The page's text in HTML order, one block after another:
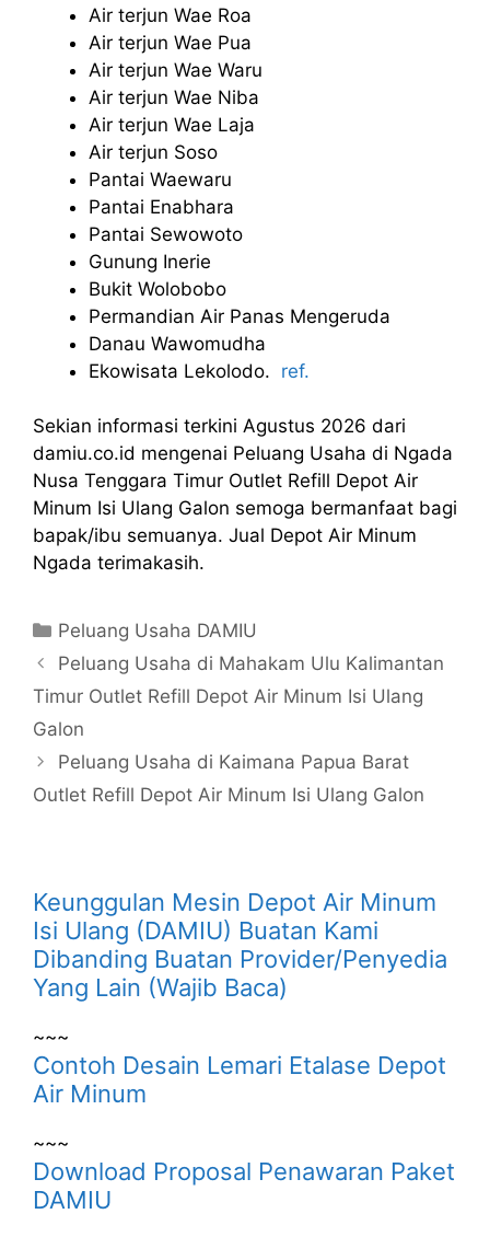
Air terjun Wae Roa
Air terjun Wae Pua
Air terjun Wae Waru
Air terjun Wae Niba
Air terjun Wae Laja
Air terjun Soso
Pantai Waewaru
Pantai Enabhara
Pantai Sewowoto
Gunung Inerie
Bukit Wolobobo
Permandian Air Panas Mengeruda
Danau Wawomudha
Ekowisata Lekolodo. ref.
Sekian informasi terkini Agustus 2026 dari
damiu.co.id mengenai Peluang Usaha di Ngada
Nusa Tenggara Timur Outlet Refill Depot Air
Minum Isi Ulang Galon semoga bermanfaat bagi
bapak/ibu semuanya. Jual Depot Air Minum
Ngada terimakasih.
Kategori
Peluang Usaha DAMIU
Peluang Usaha di Mahakam Ulu Kalimantan
Timur Outlet Refill Depot Air Minum Isi Ulang
Galon
Peluang Usaha di Kaimana Papua Barat
Outlet Refill Depot Air Minum Isi Ulang Galon
Keunggulan Mesin Depot Air Minum
Isi Ulang (DAMIU) Buatan Kami
Dibanding Buatan Provider/Penyedia
Yang Lain (Wajib Baca)
~~~
Contoh Desain Lemari Etalase Depot
Air Minum
~~~
Download Proposal Penawaran Paket
DAMIU